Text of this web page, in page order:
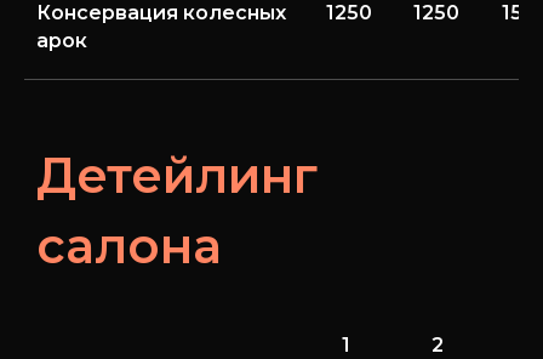
Консервация колесных
арок
1250 1250
Детейлинг
салона
1 2